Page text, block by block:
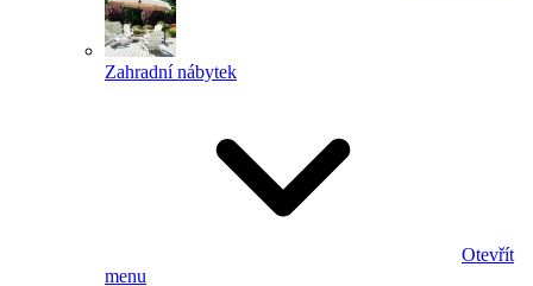
Zahradní nábytek
Otevřít
menu